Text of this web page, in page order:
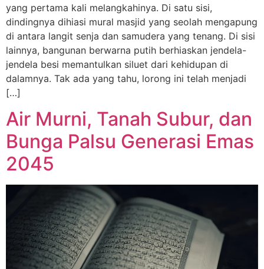
yang pertama kali melangkahinya. Di satu sisi,
dindingnya dihiasi mural masjid yang seolah mengapung
di antara langit senja dan samudera yang tenang. Di sisi
lainnya, bangunan berwarna putih berhiaskan jendela-
jendela besi memantulkan siluet dari kehidupan di
dalamnya. Tak ada yang tahu, lorong ini telah menjadi
[…]
Air Murni, Tanah Subur, dan
Bunga Palsu Generasi Emas
2045